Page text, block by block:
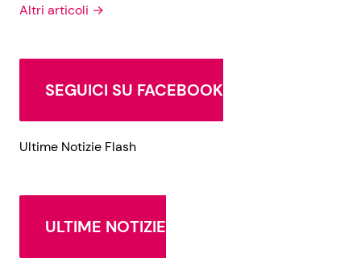
Altri articoli →
SEGUICI SU FACEBOOK
Ultime Notizie Flash
ULTIME NOTIZIE